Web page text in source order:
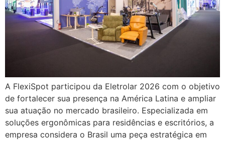
A FlexiSpot participou da Eletrolar 2026 com o objetivo
de fortalecer sua presença na América Latina e ampliar
sua atuação no mercado brasileiro. Especializada em
soluções ergonômicas para residências e escritórios, a
empresa considera o Brasil uma peça estratégica em